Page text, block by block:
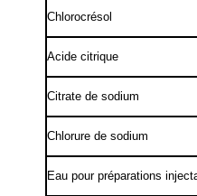
Chlorocrésol
Acide citrique
Citrate de sodium
Chlorure de sodium
Eau pour préparations